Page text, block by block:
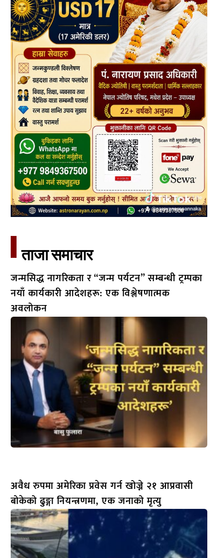
ताजा समाचार​
जन्मसिद्ध नागरिकता र “जन्म पर्यटन” सम्बन्धी ट्रम्पका
नयाँ कार्यकारी आदेशहरू: एक विश्लेषणात्मक
अवलोकन
अवैध रुपमा अमेरिका प्रवेस गर्न खोज्ने २१ आप्रवासी
बोकेको ढुङ्गा नियन्त्रणमा, एक जनाको मृत्यु